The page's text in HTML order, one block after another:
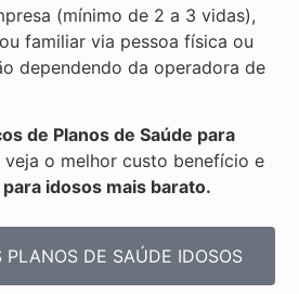
(mínimo de 2 a 3 vidas),
familiar via pessoa física ou
dependendo da operadora de
de Planos de Saúde para
veja o melhor custo benefício e
idosos mais barato.
PLANOS DE SAÚDE IDOSOS